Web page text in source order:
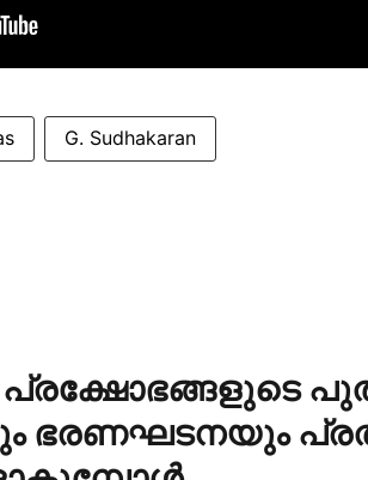
G. Sudhakaran
പ്രക്ഷോഭങ്ങളുടെ
ഭരണഘടനയും